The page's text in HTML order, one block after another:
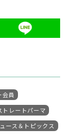
会員
トレートパーマ
ース＆トピックス